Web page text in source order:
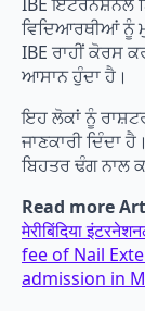
ਵਿਦਿਆਰਥੀਆਂ ਨੂੰ
IBE ਰਾਹੀਂ ਕੋਰਸ
ਆਸਾਨ ਹੁੰਦਾ ਹੈ।
ਇਹ ਲੋਕਾਂ ਨੂੰ
ਜਾਣਕਾਰੀ ਦਿੰਦਾ
ਬਿਹਤਰ ਢੰਗ ਨਾਲ
Read more
मेरीबिंदिया
fee of Nail
admission in